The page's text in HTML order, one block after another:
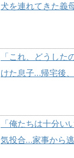
犬を連れてきた義
「これ、どうし
けた息子…帰宅後
「俺たちは十分
気投合…家事から